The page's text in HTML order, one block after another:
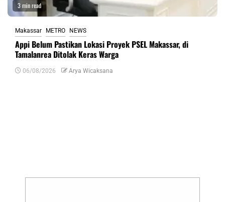
3 min read
Makassar METRO NEWS
Appi Belum Pastikan Lokasi Proyek PSEL Makassar, di
Tamalanrea Ditolak Keras Warga
06/08/2026 Arya Wicaksana